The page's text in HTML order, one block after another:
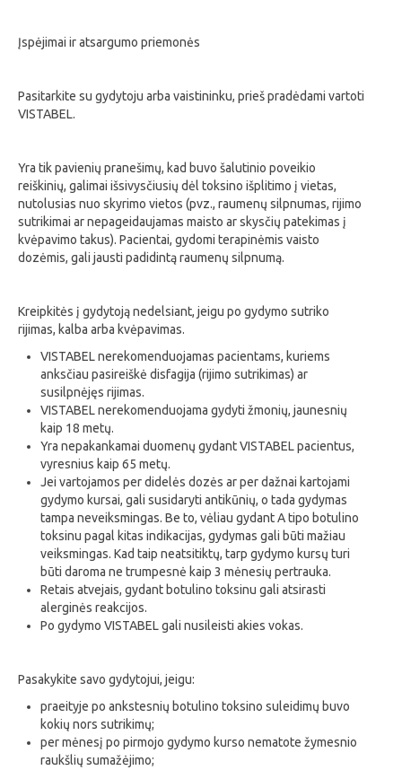
Įspėjimai ir atsargumo priemonės
Pasitarkite su gydytoju arba vaistininku, prieš pradėdami vartoti
VISTABEL.
Yra tik pavienių pranešimų, kad buvo šalutinio poveikio
reiškinių, galimai išsivysčiusių dėl toksino išplitimo į vietas,
nutolusias nuo skyrimo vietos (pvz., raumenų silpnumas, rijimo
sutrikimai ar nepageidaujamas maisto ar skysčių patekimas į
kvėpavimo takus). Pacientai, gydomi terapinėmis vaisto
dozėmis, gali jausti padidintą raumenų silpnumą.
Kreipkitės į gydytoją nedelsiant, jeigu po gydymo sutriko
rijimas, kalba arba kvėpavimas.
VISTABEL nerekomenduojamas pacientams, kuriems
anksčiau pasireiškė disfagija (rijimo sutrikimas) ar
susilpnėjęs rijimas.
VISTABEL nerekomenduojama gydyti žmonių, jaunesnių
kaip 18 metų.
Yra nepakankamai duomenų gydant VISTABEL pacientus,
vyresnius kaip 65 metų.
Jei vartojamos per didelės dozės ar per dažnai kartojami
gydymo kursai, gali susidaryti antikūnių, o tada gydymas
tampa neveiksmingas. Be to, vėliau gydant A tipo botulino
toksinu pagal kitas indikacijas, gydymas gali būti mažiau
veiksmingas. Kad taip neatsitiktų, tarp gydymo kursų turi
būti daroma ne trumpesnė kaip 3 mėnesių pertrauka.
Retais atvejais, gydant botulino toksinu gali atsirasti
alerginės reakcijos.
Po gydymo VISTABEL gali nusileisti akies vokas.
Pasakykite savo gydytojui, jeigu:
praeityje po ankstesnių botulino toksino suleidimų buvo
kokių nors sutrikimų;
per mėnesį po pirmojo gydymo kurso nematote žymesnio
raukšlių sumažėjimo;